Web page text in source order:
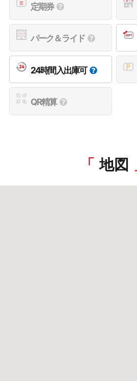
定期券
パーク＆ライド
24時間入出庫可
QR精算
地図